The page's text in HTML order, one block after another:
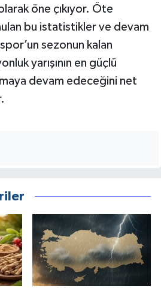
öne çıkıyor. Öte
bu istatistikler ve devam
sezonun kalan
yarışının en güçlü
devam edeceğini net